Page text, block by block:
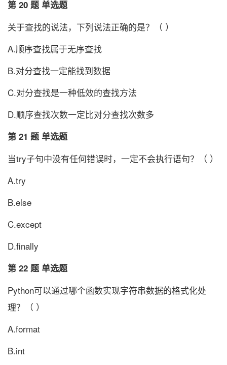
第 20 题 单选题
关于查找的说法，下列说法正确的是？（ ）
A.顺序查找属于无序查找
B.对分查找一定能找到数据
C.对分查找是一种低效的查找方法
D.顺序查找次数一定比对分查找次数多
第 21 题 单选题
当try子句中没有任何错误时，一定不会执行语句？（ ）
A.try
B.else
C.except
D.finally
第 22 题 单选题
Python可以通过哪个函数实现字符串数据的格式化处
理？（ ）
A.format
B.int